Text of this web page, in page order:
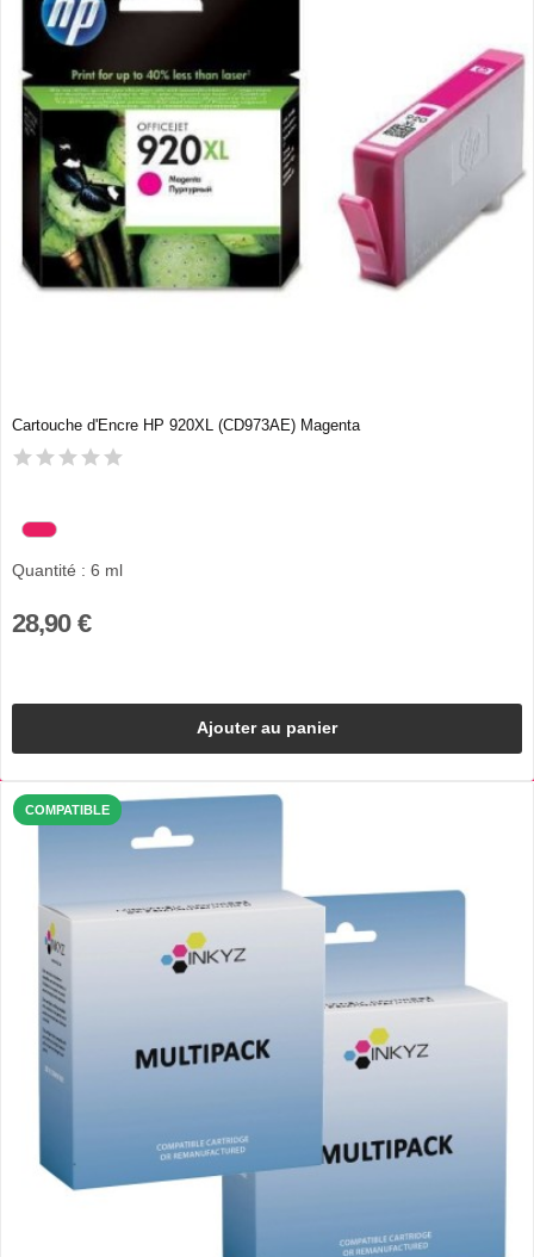
Cartouche d'Encre HP 920XL (CD973AE) Magenta
Quantité : 6 ml
28,90 €
Ajouter au panier
COMPATIBLE